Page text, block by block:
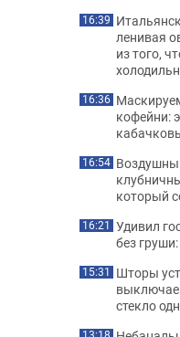
16:39
ленивая
из того,
16:36
кофейни:
16:54
который
16:21 Удивил
без
15:31 Шторы
стекло